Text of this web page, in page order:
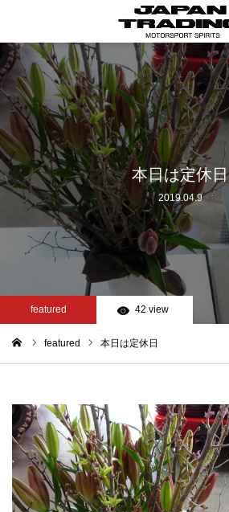
本日は定休日
2019.04.9
featured 42 view
featured 本日は定休日
ホーム
在庫車
会社概要
カテゴリー
工場日誌
お問い合わせ